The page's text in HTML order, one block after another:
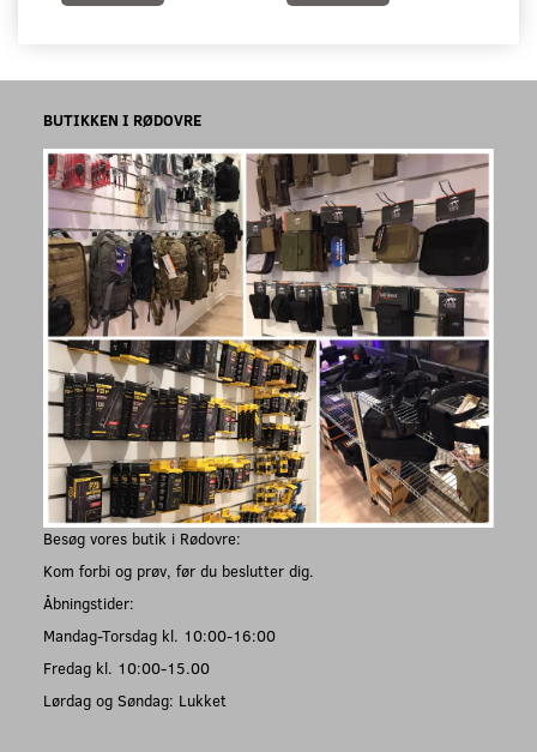
BUTIKKEN I RØDOVRE
Besøg vores butik i Rødovre:
Kom forbi og prøv, før du beslutter dig.
Åbningstider:
Mandag-Torsdag kl. 10:00-16:00
Fredag kl. 10:00-15.00
Lørdag og Søndag: Lukket